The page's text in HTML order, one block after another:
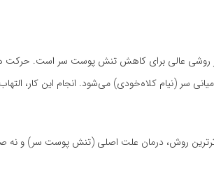
سر روشی عالی برای کاهش تنش پوست سر است. حرکت
(نیام کلاه‌خودی) می‌شود. انجام این کار،
روش، درمان علت اصلی (تنش پوست سر) و نه